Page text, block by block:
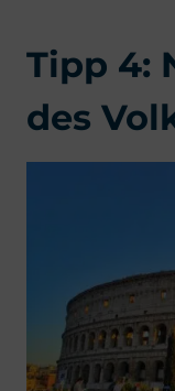
Tipp 4:
des